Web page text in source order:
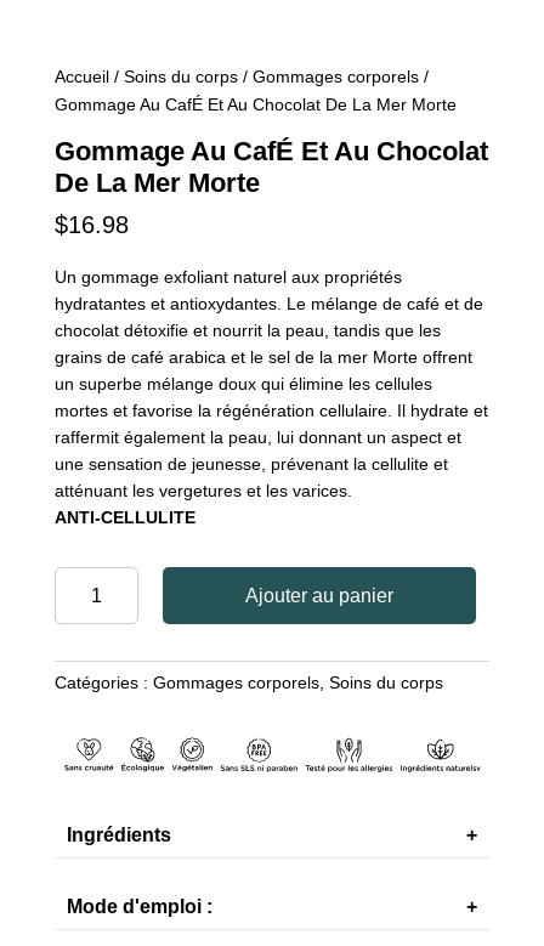
Accueil/ Soins du corps/ Gommages corporels/
Gommage Au CafÉ Et Au Chocolat De La Mer Morte
Gommage Au CafÉ Et Au Chocolat
De La Mer Morte
$16.98
Un gommage exfoliant naturel aux propriétés
hydratantes et antioxydantes. Le mélange de café et de
chocolat détoxifie et nourrit la peau, tandis que les
grains de café arabica et le sel de la mer Morte offrent
un superbe mélange doux qui élimine les cellules
mortes et favorise la régénération cellulaire. Il hydrate et
raffermit également la peau, lui donnant un aspect et
une sensation de jeunesse, prévenant la cellulite et
atténuant les vergetures et les varices.
ANTI-CELLULITE
AU
CAFÉ
AU
CHOCOLAT
LA
MER
Ajouter au panier
Catégories : Gommages corporels, Soins du corps
Ingrédients
Mode d'emploi :